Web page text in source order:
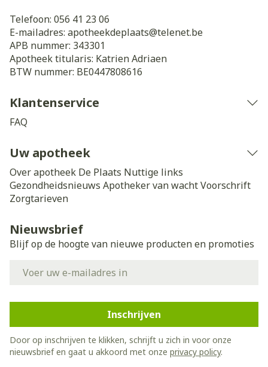
Telefoon: 056 41 23 06
E-mailadres: apotheekdeplaats@telenet.be
APB nummer: 343301
Apotheek titularis: Katrien Adriaen
BTW nummer: BE0447808616
Klantenservice
FAQ
Uw apotheek
Over apotheek De Plaats Nuttige links
Gezondheidsnieuws Apotheker van wachtVoorschrift
Zorgtarieven
Nieuwsbrief
Blijf op de hoogte van nieuwe producten en promoties
Inschrijven
Door op inschrijven te klikken, schrijft u zich in voor onze
nieuwsbrief en gaat u akkoord met onze privacy policy.